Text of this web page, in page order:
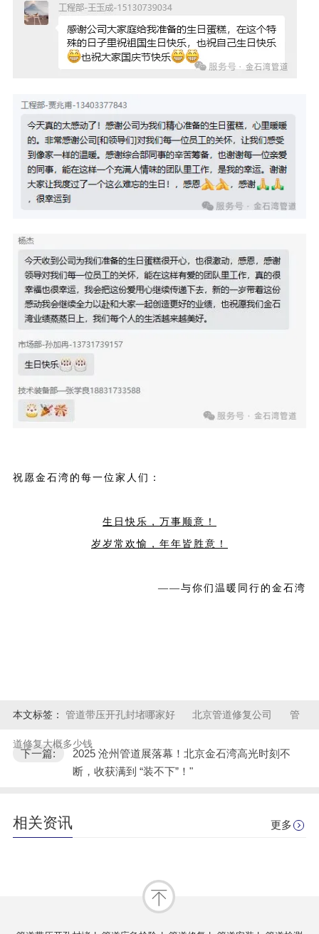
祝愿金石湾的每一位家人们：
生日快乐，万事顺意！
岁岁常欢愉，年年皆胜意！
——与你们温暖同行的金石湾
本文标签： 管道带压开孔封堵哪家好 北京管道修复公司 管
道修复大概多少钱
下一篇:
2025 沧州管道展落幕！北京金石湾高光时刻不
断，收获满到 “装不下”！"
相关资讯 更多